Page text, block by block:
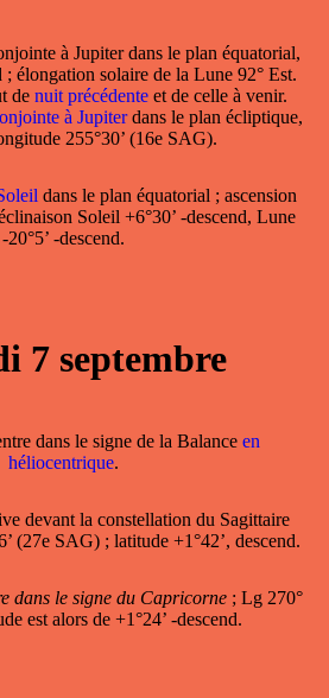
à Jupiterdans le plan équatorial,
; élongation solaire de la Lune 92° Est.
de nuit précédente et de celle à venir.
à Jupiterdans le plan écliptique,
255°30’ (16e SAG).
dans le plan équatorial ; ascension
Soleil +6°30’ -descend, Lune
-20°5’ -descend.
7 septembre
dans le signe de la Balance en
héliocentrique.
devant la constellation du Sagittaire
(27e SAG) ; latitude +1°42’, descend.
dans le signe du Capricorne ; Lg 270°
est alors de +1°24’ -descend.